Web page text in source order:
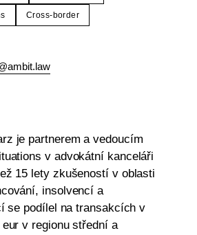
Cross-border
je partnerem a vedoucím
v advokátní kanceláři
15 lety zkušeností v oblasti
insolvencí a
se podílel na transakcích v
v regionu střední a